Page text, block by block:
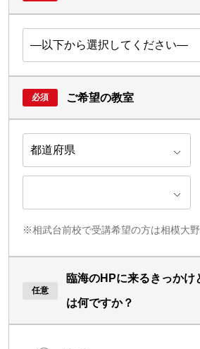
ご希望の教室
※相武台前校で受講希望の方は相模大野
臨海のHPに来るきっかけ
は何ですか？